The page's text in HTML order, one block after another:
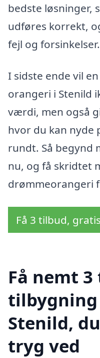
bedste løsninger,
udføres korrekt,
fejl og forsinkelser.
I sidste ende vil
orangeri i Stenild
værdi, men også
hvor du kan nyde
rundt. Så begynd
nu, og få skridtet
drømmeorangeri
Få 3 tilbud,
Få nemt
Stenild,
tryg ved